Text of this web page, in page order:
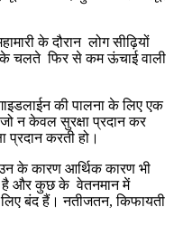
के दौरान लोग सीढ़ियों
चलते फिर से कम ऊंचाई वाली
की पालना के लिए एक
न केवल सुरक्षा प्रदान कर
प्रदान करती हो।
के कारण आर्थिक कारण भी
है और कुछ के वेतनमान में
बंद हैं। नतीजतन, किफायती